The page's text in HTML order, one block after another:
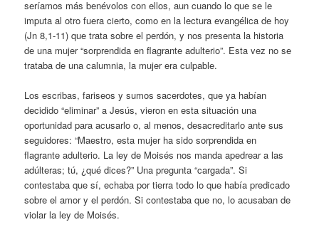
seríamos más benévolos con ellos, aun cuando lo que se le
imputa al otro fuera cierto, como en la lectura evangélica de hoy
(Jn 8,1-11) que trata sobre el perdón, y nos presenta la historia
de una mujer “sorprendida en flagrante adulterio”. Esta vez no se
trataba de una calumnia, la mujer era culpable.
Los escribas, fariseos y sumos sacerdotes, que ya habían
decidido “eliminar” a Jesús, vieron en esta situación una
oportunidad para acusarlo o, al menos, desacreditarlo ante sus
seguidores: “Maestro, esta mujer ha sido sorprendida en
flagrante adulterio. La ley de Moisés nos manda apedrear a las
adúlteras; tú, ¿qué dices?” Una pregunta “cargada”. Si
contestaba que sí, echaba por tierra todo lo que había predicado
sobre el amor y el perdón. Si contestaba que no, lo acusaban de
violar la ley de Moisés.